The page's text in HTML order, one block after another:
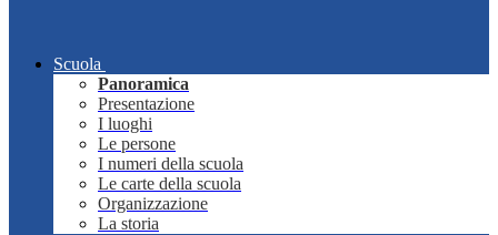
Scuola
Panoramica
Presentazione
I luoghi
Le persone
I numeri della scuola
Le carte della scuola
Organizzazione
La storia